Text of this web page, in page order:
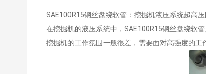
SAE100R15钢丝盘绕软管：挖掘机液压系统超高
在挖掘机的液压系统中，SAE100R15钢丝盘绕软
挖掘机的工作氛围一般很差，需要面对高强度的工